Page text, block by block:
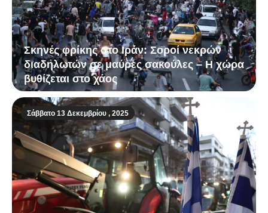
Σκηνές φρίκης στο Ιράν: Σοροί νεκρών
διαδηλωτών σε μαύρες σακούλες – Η χώρα
βυθίζεται στο χάος
Σάββατο 13 Δεκεμβρίου , 2025